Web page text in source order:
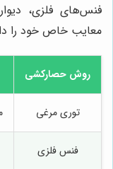
فنس‌های فلزی،
معایب خاص خود را
روش حصارکشی
توری مرغی
فنس فلزی